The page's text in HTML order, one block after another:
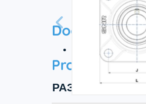
Технический
Product
РАЗМЕРЫ